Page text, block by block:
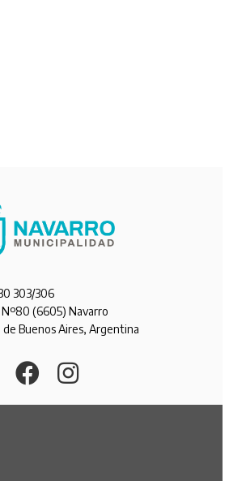
303/306
Nº80 (6605) Navarro
de Buenos Aires, Argentina